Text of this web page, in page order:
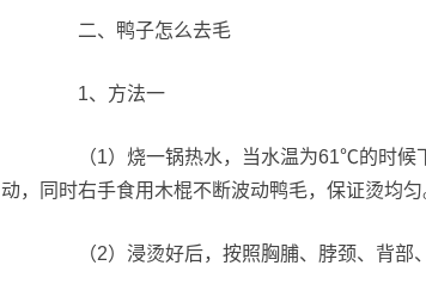
二、鸭子怎么去毛
1、方法一
（1）烧一锅热水，当水温为61℃的时候
动，同时右手食用木棍不断波动鸭毛，保证烫均匀
（2）浸烫好后，按照胸脯、脖颈、背部、